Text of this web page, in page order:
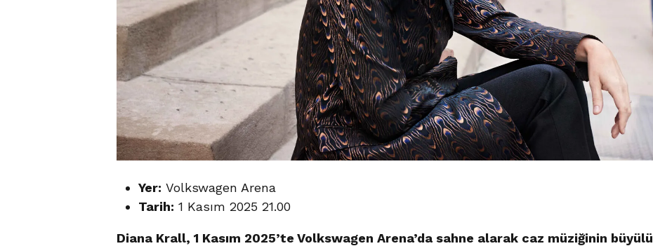
Yer: Volkswagen Arena
Tarih: 1 Kasım 2025 21.00
Diana Krall, 1 Kasım 2025’te Volkswagen Arena’da sahne alarak caz müziğinin büyülü